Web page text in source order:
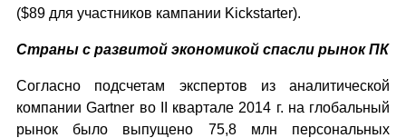
($89 для участников кампании Kickstarter).
Страны с развитой экономикой спасли рынок ПК
Согласно подсчетам экспертов из аналитической
компании Gartner во II квартале 2014 г. на глобальный
рынок было выпущено 75,8 млн персональных